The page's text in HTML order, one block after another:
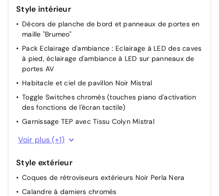
Drive Mode : Choix de 2 modes de conduite (Eco ou
Sport)
Pack Visibilité : Eclairage d'accompagnement
automatique Allumage automatique des feux de
croisement Essuie-vitre AV à déclenchement
automatique
Appuis-tête à sécurité optimisée réglables en hauteur
(conducteur, passager et AR x3)
Banquette AR rabattable 1/3 - 2/3 avec accoudoir
central, trappe à skis et commandes de rabattement
depuis le coffre
Rétroviseurs extérieurs dégivrants avec réglage et
rabattement électriques, éclairage d'accueil à LED,
témoin de surveillance d'angles morts
Siège conducteur avec réglage lombaire
Style intérieur
Décors de planche de bord et panneaux de portes en
maille "Brumeo"
Pack Eclairage d'ambiance : Eclairage à LED des caves
à pied, éclairage d'ambiance à LED sur panneaux de
portes AV
Habitacle et ciel de pavillon Noir Mistral
Toggle Switches chromés (touches piano d'activation
des fonctions de l'écran tactile)
Garnissage TEP avec Tissu Colyn Mistral
Volant Cuir fleur Mistral
Voir plus (+1)
Style extérieur
Coques de rétroviseurs extérieurs Noir Perla Nera
Calandre á damiers chromés